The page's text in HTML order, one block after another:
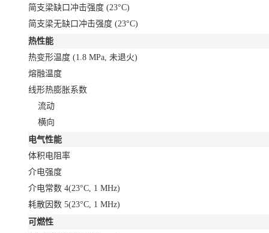
简支梁缺口冲击强度 (23°C)
简支梁无缺口冲击强度 (23°C)
热性能
热变形温度 (1.8 MPa, 未退火)
熔融温度
线形热膨胀系数
流动
横向
电气性能
体积电阻率
介电强度
介电常数 4(23°C, 1 MHz)
耗散因数 5(23°C, 1 MHz)
可燃性